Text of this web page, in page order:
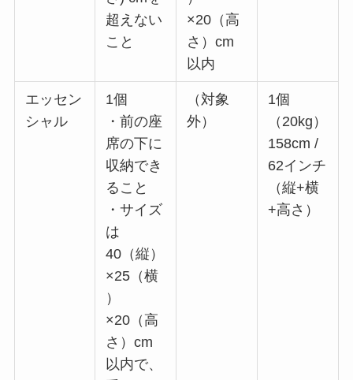
超えない
こと
×20（高
さ）cm
以内
エッセン
シャル
1個
・前の座
席の下に
収納でき
ること
・サイズ
は
40（縦）
×25（横
）
×20（高
さ）cm
以内で、
（対象
外）
1個
（20kg）
158cm /
62インチ
（縦+横
+高さ）